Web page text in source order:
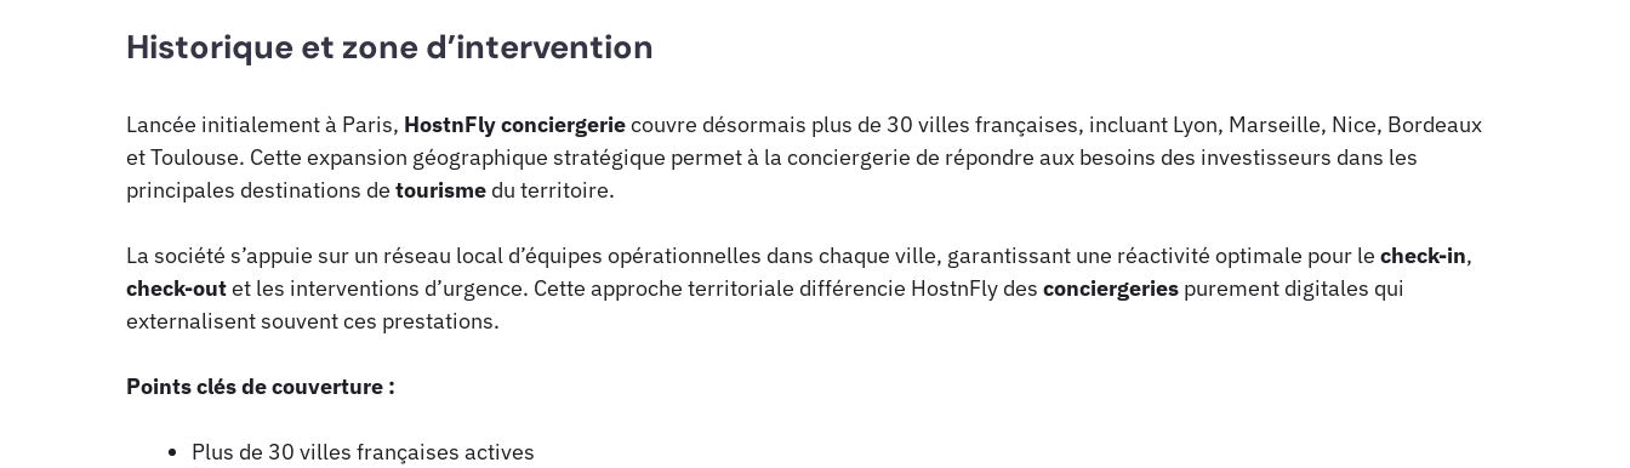
Historique et zone d’intervention
Lancée initialement à Paris, HostnFly conciergeriecouvre désormais plus de 30 villes françaises, incluant Lyon, Marseille, Nice, Bordeaux
et Toulouse. Cette expansion géographique stratégique permet à la conciergerie de répondre aux besoins des investisseurs dans les
principales destinations de tourisme du territoire.
La société s’appuie sur un réseau local d’équipes opérationnelles dans chaque ville, garantissant une réactivité optimale pour le check-in,
check-outet les interventions d’urgence. Cette approche territoriale différencie HostnFly des conciergeries purement digitales qui
externalisent souvent ces prestations.
Points clés de couverture :
Plus de 30 villes françaises actives